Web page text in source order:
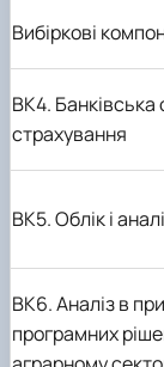
Вибіркові
ВК4. Банківська
страхування
ВК5.Облік і
ВК6. Аналіз в
програмних